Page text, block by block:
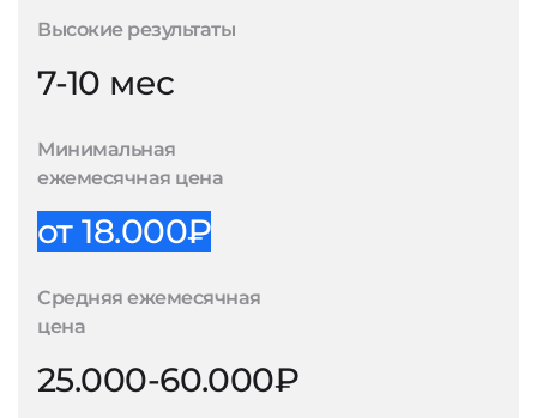
Высокие результаты
7-10 мес
Минимальная
ежемесячная цена
от 18.000₽
Средняя ежемесячная
цена
25.000-60.000₽